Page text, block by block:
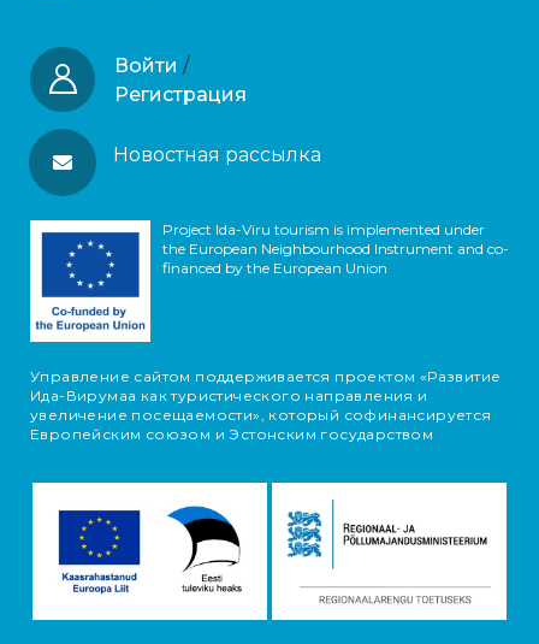
Войти /
Регистрация
Новостная рассылка
Project Ida-Viru tourism is implemented under
the European Neighbourhood Instrument and co-
financed by the European Union
Управление сайтом поддерживается проектом «Развитие
Ида-Вирумаа как туристического направления и
увеличение посещаемости», который софинансируется
Европейским союзом и Эстонским государством